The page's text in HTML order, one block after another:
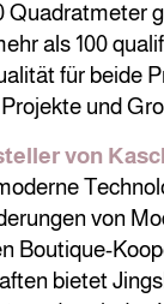
Quadratmeter
als 100
für beide
Projekte und
von
von
Boutique-
bietet